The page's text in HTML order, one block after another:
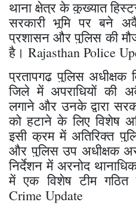
थाना क्षेत्र के कुख्यात
सरकारी भूमि पर बने
प्रशासन और पुलिस की
है। Rajasthan Police
​प्रतापगढ़ पुलिस अधीक्षक
जिले में अपराधियों की
लगाने और उनके द्वारा
को हटाने के लिए विशेष
इसी क्रम में अतिरिक्त
और पुलिस उप अधीक्षक
निर्देशन में अरनोद
में एक विशेष टीम गठित
Crime Update